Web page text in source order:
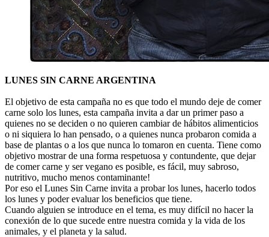
LUNES SIN CARNE ARGENTINA
El objetivo de esta campaña no es que todo el mundo deje de comer
carne solo los lunes, esta campaña invita a dar un primer paso a
quienes no se deciden o no quieren cambiar de hábitos alimenticios
o ni siquiera lo han pensado, o a quienes nunca probaron comida a
base de plantas o a los que nunca lo tomaron en cuenta. Tiene como
objetivo mostrar de una forma respetuosa y contundente, que dejar
de comer carne y ser vegano es posible, es fácil, muy sabroso,
nutritivo, mucho menos contaminante!
Por eso el Lunes Sin Carne invita a probar los lunes, hacerlo todos
los lunes y poder evaluar los beneficios que tiene.
Cuando alguien se introduce en el tema, es muy difícil no hacer la
conexión de lo que sucede entre nuestra comida y la vida de los
animales, y el planeta y la salud.